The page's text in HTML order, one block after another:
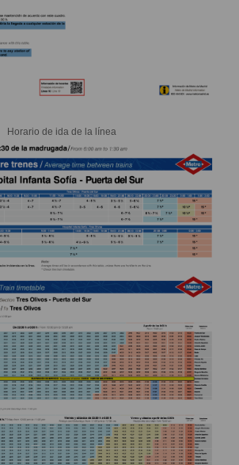
Horario de ida de la línea